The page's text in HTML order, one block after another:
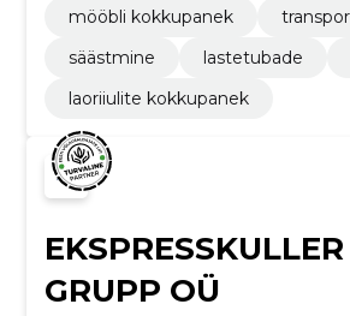
mööbli kokkupanek
säästmine
lastetubade
laoriiulite kokkupanek
EKSPRESSKULLER
GRUPP OÜ